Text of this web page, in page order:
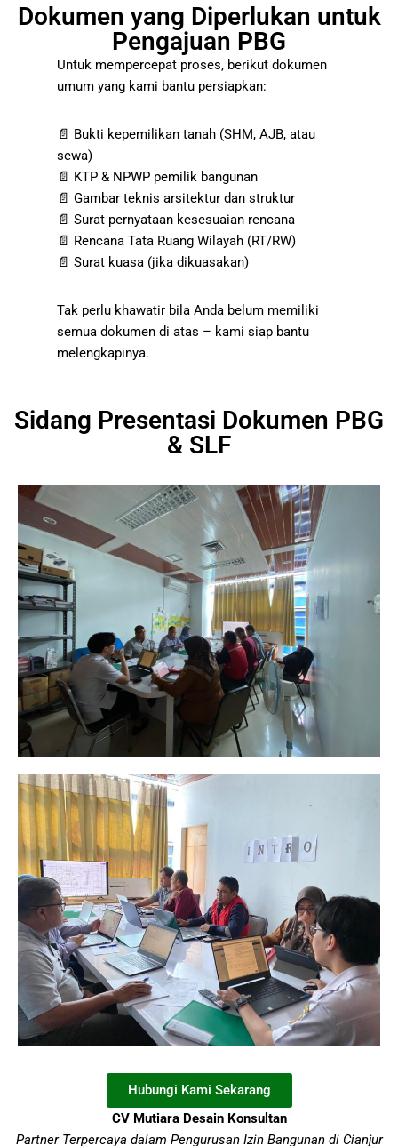
Dokumen yang Diperlukan untuk
Pengajuan PBG
Untuk mempercepat proses, berikut dokumen
umum yang kami bantu persiapkan:
📄 Bukti kepemilikan tanah (SHM, AJB, atau
sewa)
📄 KTP & NPWP pemilik bangunan
📄 Gambar teknis arsitektur dan struktur
📄 Surat pernyataan kesesuaian rencana
📄 Rencana Tata Ruang Wilayah (RT/RW)
📄 Surat kuasa (jika dikuasakan)
Tak perlu khawatir bila Anda belum memiliki
semua dokumen di atas – kami siap bantu
melengkapinya.
Sidang Presentasi Dokumen PBG
& SLF
Hubungi Kami Sekarang
CV Mutiara Desain Konsultan
Partner Terpercaya dalam Pengurusan Izin Bangunan di Cianjur